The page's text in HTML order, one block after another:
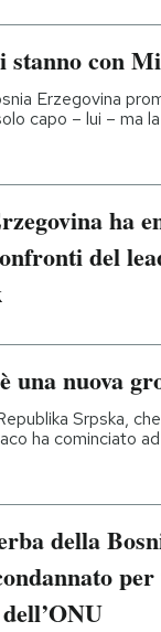
stanno con
Erzegovina
capo – lui – ma
ha
del
una nuova
Srpska,
ha cominciato
della